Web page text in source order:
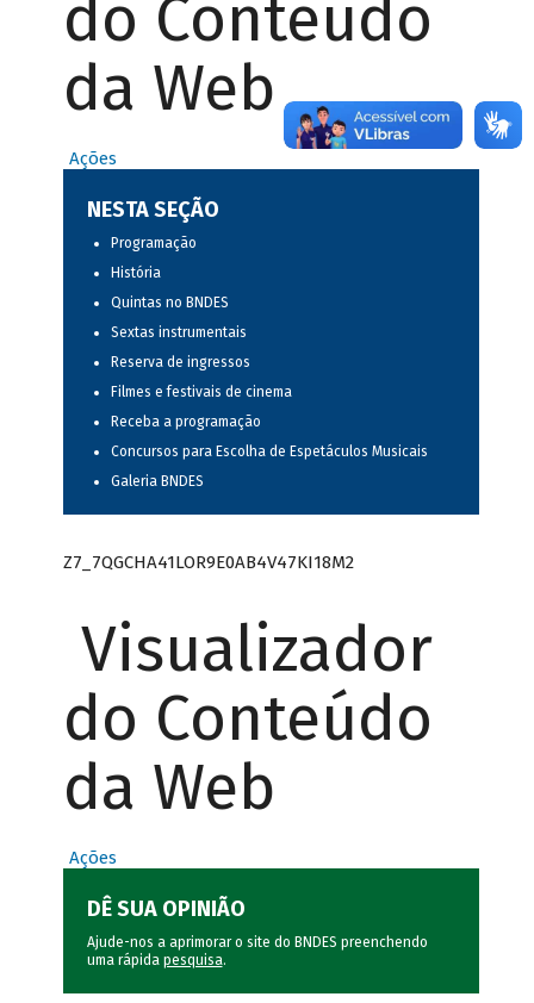
do Conteúdo
da Web
Ações
NESTA SEÇÃO
Programação
História
Quintas no BNDES
Sextas instrumentais
Reserva de ingressos
Filmes e festivais de cinema
Receba a programação
Concursos para Escolha de Espetáculos Musicais
Galeria BNDES
Z7_7QGCHA41LOR9E0AB4V47KI18M2
Visualizador
do Conteúdo
da Web
Ações
DÊ SUA OPINIÃO
Ajude-nos a aprimorar o site do BNDES preenchendo
uma rápida pesquisa.